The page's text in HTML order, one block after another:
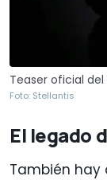
Teaser oficial
Foto: Stellantis
El legado
También